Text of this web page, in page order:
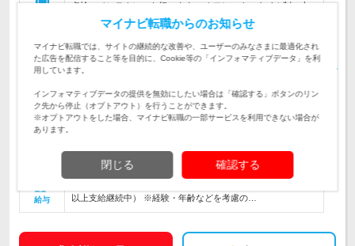
点検・メンテナンスを行います。 ★フレックスタイム制・土
日休みなど、抜群の働きやすさ
対象と
なる方
★機械・設備に関わる業務経験があれば活かせます！◆40歳ま
での方◆異業種出身の先輩が多数活躍しています！未経験・第
二新卒の方も歓迎♪
勤務地
【札幌、旭川、盛岡、秋田、茨城、埼玉、千葉、甲府、静岡、
名古屋、四日市、高松、岡山、福岡、佐賀、大…
給与
以上支給継続中） ※経験・年齢などを考慮の…
マイナビ転職からのお知らせ
マイナビ転職では、サイトの継続的な改善や、ユーザーのみなさまに最適化され
た広告を配信すること等を目的に、Cookie等の「インフォマティブデータ」を利
用しています。
インフォマティブデータの提供を無効にしたい場合は「確認する」ボタンのリン
ク先から停止（オプトアウト）を行うことができます。
※オプトアウトをした場合、マイナビ転職の一部サービスを利用できない場合が
あります。
閉じる 確認する